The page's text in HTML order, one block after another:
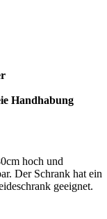
Handhabung
hoch und
Der Schrank hat ein
geeignet.